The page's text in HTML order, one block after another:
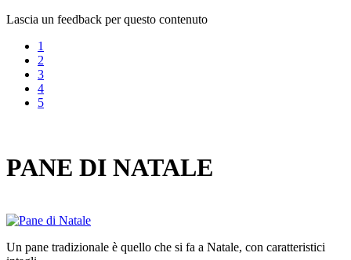
Lascia un feedback per questo contenuto
1
2
3
4
5
PANE DI NATALE
Un pane tradizionale è quello che si fa a Natale, con caratteristici